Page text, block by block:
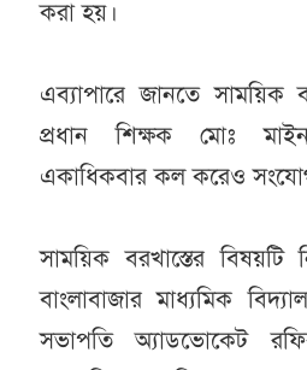
করা হয়।
এব্যাপারে জানতে সাময়িক
প্রধান শিক্ষক মোঃ
একাধিকবার কল করেও
সাময়িক বরখাস্তের
বাংলাবাজার মাধ্যমিক
সভাপতি অ্যাডভোকেট